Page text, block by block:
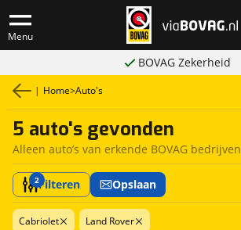
Menu
BOVAG Zekerheid
| Home>Auto's
5 auto's gevonden
Alleen auto’s van erkende BOVAG bedrijven
2Filteren Opslaan
Cabriolet Land Rover